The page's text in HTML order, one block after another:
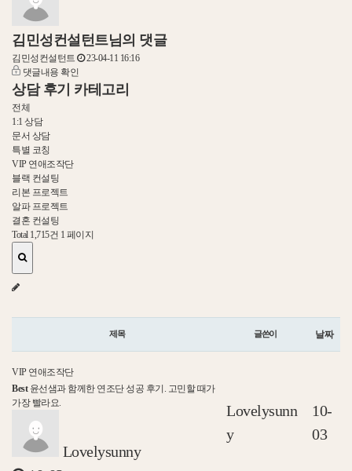
김민성컨설턴트님의 댓글
김민성컨설턴트
23-04-11 16:16
댓글내용 확인
상담 후기 카테고리
전체
1:1 상담
문서 상담
특별 코칭
VIP 연애조작단
블랙 컨설팅
리본 프로젝트
알파 프로젝트
결혼 컨설팅
Total 1,715건 1 페이지
제목 글쓴이 날짜
VIP 연애조작단
Best윤선샘과 함께한 연조단 성공 후기. 고민할 때가
가장 빨라요.
Lovelysunny
Lovelysunn
y
10-
03